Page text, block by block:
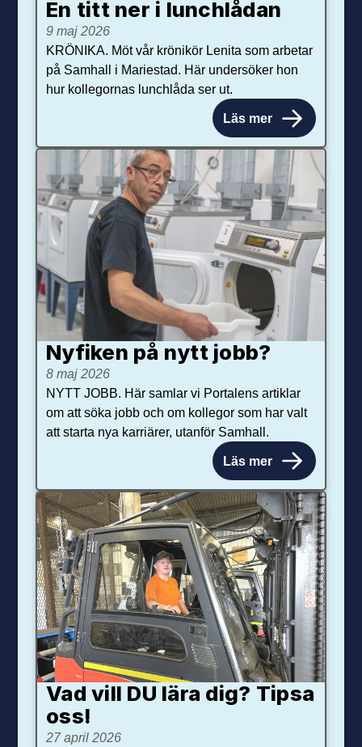
En titt ner i lunchlådan
9 maj 2026
KRÖNIKA. Möt vår krönikör Lenita som arbetar
på Samhall i Mariestad. Här undersöker hon
hur kollegornas lunchlåda ser ut.
Läs mer
Nyfiken på nytt jobb?
8 maj 2026
NYTT JOBB. Här samlar vi Portalens artiklar
om att söka jobb och om kollegor som har valt
att starta nya karriärer, utanför Samhall.
Läs mer
Vad vill DU lära dig? Tipsa
oss!
27 april 2026